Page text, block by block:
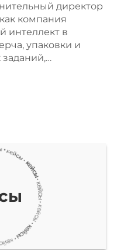
Это
компания,
учет на
Оборот
тем не
есть
директор
компания
интеллект в
упаковки и
заданий,…